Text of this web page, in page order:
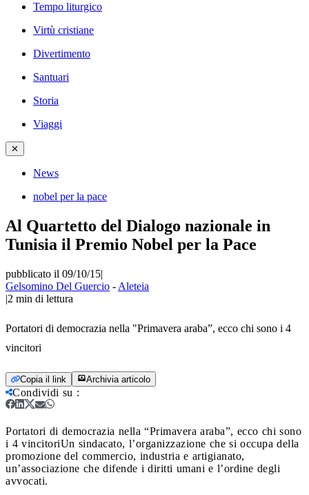
Tempo liturgico
Virtù cristiane
Divertimento
Santuari
Storia
Viaggi
✕
News
nobel per la pace
Al Quartetto del Dialogo nazionale in
Tunisia il Premio Nobel per la Pace
pubblicato il 09/10/15|
Gelsomino Del Guercio - Aleteia
|2 min di lettura
Portatori di democrazia nella "Primavera araba”, ecco chi sono i 4
vincitori
Copia il link Archivia articolo
Condividi su :
Portatori di democrazia nella “Primavera araba”, ecco chi sono
i 4 vincitoriUn sindacato, l’organizzazione che si occupa della
promozione del commercio, industria e artigianato,
un’associazione che difende i diritti umani e l’ordine degli
avvocati.